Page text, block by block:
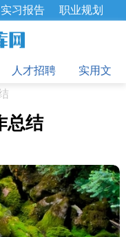
实习报告
职业规划
企业文化
人才招聘
实用文
总结